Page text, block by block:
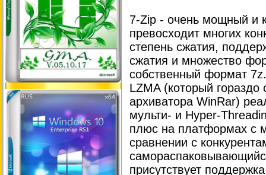
7-Zip - очень мощный и
превосходит многих
степень сжатия,
сжатия и множество
собственный формат
LZMA (который
архиватора WinRar)
мульти- и Hyper-
плюс на платформах с
сравнении с
присутствует